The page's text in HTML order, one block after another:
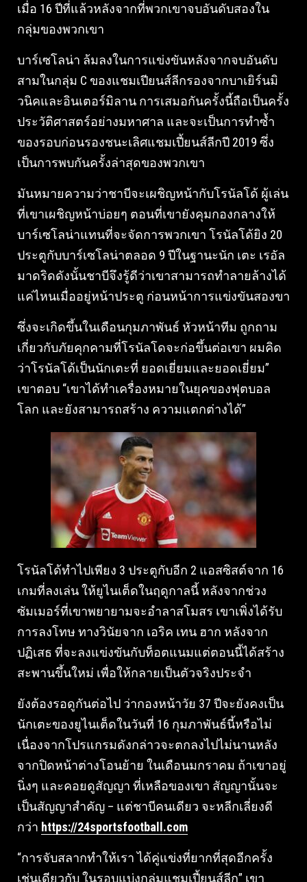
เมื่อ 16 ปีที่แล้วหลังจากที่พวกเขาจบอันดับสองใน
กลุ่มของพวกเขา
บาร์เซโลน่า ล้มลงในการแข่งขันหลังจากจบอันดับ
สามในกลุ่ม C ของแชมเปียนส์ลีกรองจากบาเยิร์นมิ
วนิคและอินเตอร์มิลาน การเสมอกันครั้งนี้ถือเป็นครั้ง
ประวัติศาสตร์อย่างมหาศาล และจะเป็นการทำซ้ำ
ของรอบก่อนรองชนะเลิศแชมเปี้ยนส์ลีกปี 2019 ซึ่ง
เป็นการพบกันครั้งล่าสุดของพวกเขา
มันหมายความว่าชาบีจะเผชิญหน้ากับโรนัลโด้ ผู้เล่น
ที่เขาเผชิญหน้าบ่อยๆ ตอนที่เขายังคุมกองกลางให้
บาร์เซโลน่าแทนที่จะจัดการพวกเขา โรนัลโด้ยิง 20
ประตูกับบาร์เซโลน่าตลอด 9 ปีในฐานะนัก เตะ เรอัล
มาดริดดังนั้นชาบีจึงรู้ดีว่าเขาสามารถทำลายล้างได้
แค่ไหนเมื่ออยู่หน้าประตู ก่อนหน้าการแข่งขันสองขา
ซึ่งจะเกิดขึ้นในเดือนกุมภาพันธ์ หัวหน้าทีม ถูกถาม
เกี่ยวกับภัยคุกคามที่โรนัลโดจะก่อขึ้นต่อเขา ผมคิด
ว่าโรนัลโด้เป็นนักเตะที่ ยอดเยี่ยมและยอดเยี่ยม”
เขาตอบ “เขาได้ทำเครื่องหมายในยุคของฟุตบอล
โลก และยังสามารถสร้าง ความแตกต่างได้”
โรนัลโด้ทำไปเพียง 3 ประตูกับอีก 2 แอสซิสต์จาก 16
เกมที่ลงเล่น ให้ยูไนเต็ดในฤดูกาลนี้ หลังจากช่วง
ซัมเมอร์ที่เขาพยายามจะอำลาสโมสร เขาเพิ่งได้รับ
การลงโทษ ทางวินัยจาก เอริค เทน ฮาก หลังจาก
ปฏิเสธ ที่จะลงแข่งขันกับท็อตแนมแต่ตอนนี้ได้สร้าง
สะพานขึ้นใหม่ เพื่อให้กลายเป็นตัวจริงประจำ
ยังต้องรอดูกันต่อไป ว่ากองหน้าวัย 37 ปีจะยังคงเป็น
นักเตะของยูไนเต็ดในวันที่ 16 กุมภาพันธ์นี้หรือไม่
เนื่องจากโปรแกรมดังกล่าวจะตกลงไปไม่นานหลัง
จากปิดหน้าต่างโอนย้าย ในเดือนมกราคม ถ้าเขาอยู่
นิ่งๆ และคอยดูสัญญา ที่เหลือของเขา สัญญานั้นจะ
เป็นสัญญาสำคัญ – แต่ชาบีคนเดียว จะหลีกเลี่ยงดี
กว่า https://24sportsfootball.com
“การจับสลากทำให้เรา ได้คู่แข่งที่ยากที่สุดอีกครั้ง
เช่นเดียวกับ ในรอบแบ่งกลุ่มแชมเปี้ยนส์ลีก” เขา